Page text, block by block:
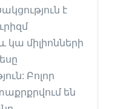
է
միլիոնների
Բոլոր
են